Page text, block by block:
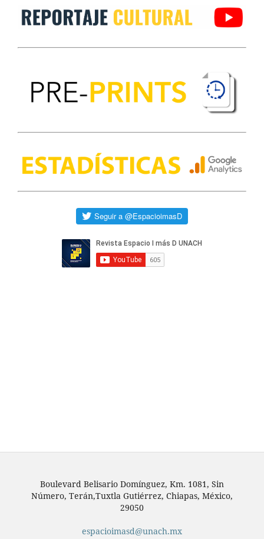
Boulevard Belisario Domínguez, Km. 1081, Sin
Número, Terán,Tuxtla Gutiérrez, Chiapas, México,
29050
espacioimasd@unach.mx